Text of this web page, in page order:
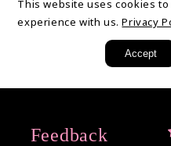
Partager
Feedback
This website uses cookies
experience with us. Privacy
Accept